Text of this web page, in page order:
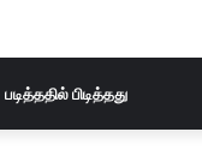
படித்ததில் பிடித்தது